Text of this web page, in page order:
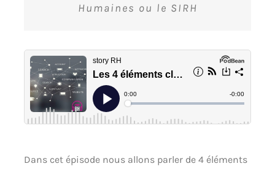
Humaines ou le SIRH
Dans cet épisode nous allons parler de 4 éléments